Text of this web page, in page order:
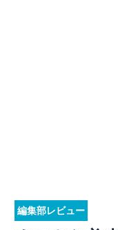
編集部レビュー